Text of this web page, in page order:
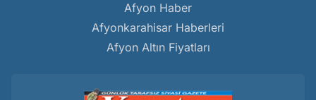
Afyon Haber
Afyonkarahisar Haberleri
Afyon Altın Fiyatları